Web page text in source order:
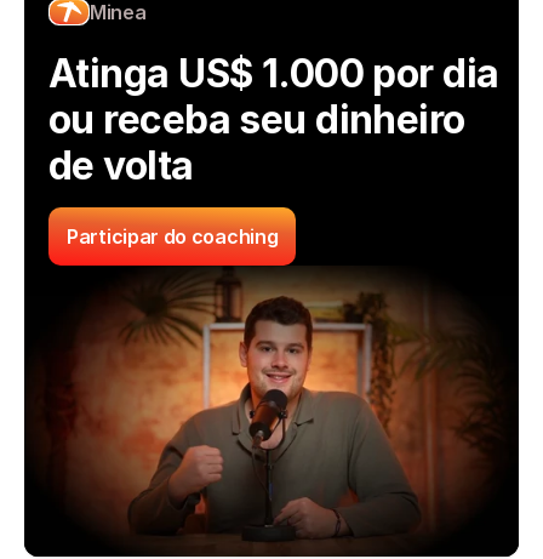
Minea
Atinga US$ 1.000 por dia
ou receba seu dinheiro
de volta
Participar do coaching